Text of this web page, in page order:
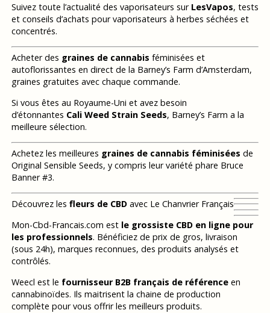
Suivez toute l’actualité des vaporisateurs sur LesVapos, tests
et conseils d’achats pour vaporisateurs à herbes séchées et
concentrés.
Acheter des graines de cannabis féminisées et
autoflorissantes en direct de la Barney’s Farm d’Amsterdam,
graines gratuites avec chaque commande.
Si vous êtes au Royaume-Uni et avez besoin
d’étonnantes Cali Weed Strain Seeds, Barney’s Farm a la
meilleure sélection.
Achetez les meilleures graines de cannabis féminisées de
Original Sensible Seeds, y compris leur variété phare Bruce
Banner #3.
Découvrez les fleurs de CBDavec Le Chanvrier Français
Mon-Cbd-Francais.com est le grossiste CBD en ligne pour
les professionnels. Bénéficiez de prix de gros, livraison
(sous 24h), marques reconnues, des produits analysés et
contrôlés.
Weecl est le fournisseur B2B français de référenceen
cannabinoïdes. Ils maitrisent la chaine de production
complète pour vous offrir les meilleurs produits.